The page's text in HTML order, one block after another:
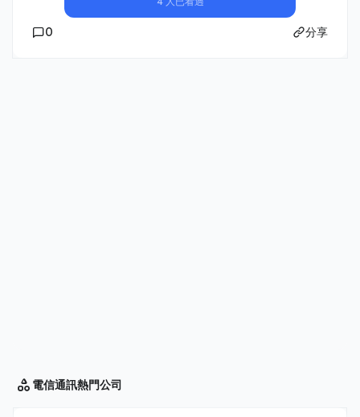
0 分享
電信通訊熱門公司